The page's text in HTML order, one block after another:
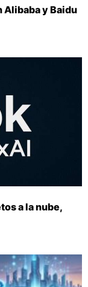
y Baidu
a la nube,